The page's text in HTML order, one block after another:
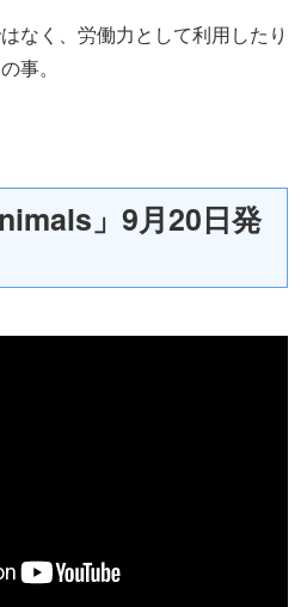
なく、労働力として利用したり
事。
」9月20日発